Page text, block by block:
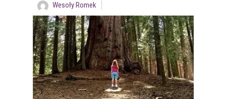
Wesoły Romek